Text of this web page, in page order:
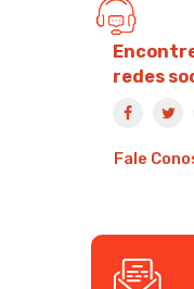
redes
Fale